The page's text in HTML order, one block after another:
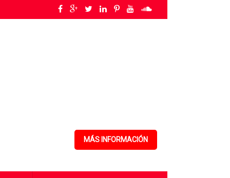
innecesarios COOPNAMA convoca a sus asociados a
MÁS INFORMACIÓN